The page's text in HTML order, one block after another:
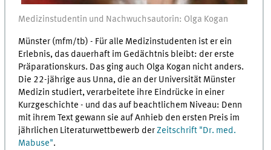
Medizinstudentin und Nachwuchsautorin: Olga Kogan
Münster (mfm/tb) - Für alle Medizinstudenten ist er ein
Erlebnis, das dauerhaft im Gedächtnis bleibt: der erste
Präparationskurs. Das ging auch Olga Kogan nicht anders.
Die 22-jährige aus Unna, die an der Universität Münster
Medizin studiert, verarbeitete ihre Eindrücke in einer
Kurzgeschichte - und das auf beachtlichem Niveau: Denn
mit ihrem Text gewann sie auf Anhieb den ersten Preis im
jährlichen Literaturwettbewerb derZeitschrift "Dr. med.
Mabuse".